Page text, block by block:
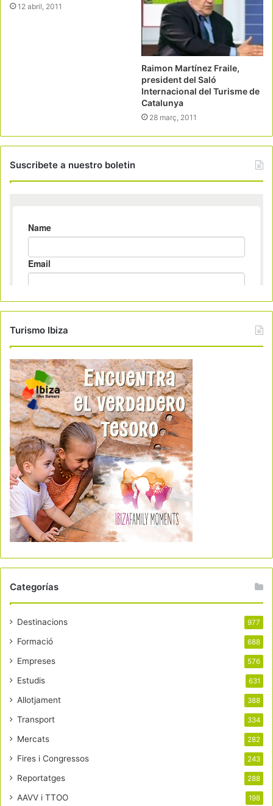
12 abril, 2011
Raimon Martínez Fraile,
president del Saló
Internacional del Turisme de
Catalunya
28 març, 2011
Suscribete a nuestro boletin
Turismo Ibiza
Categorías
Destinacions 977
Formació 688
Empreses 576
Estudis 631
Allotjament 388
Transport 334
Mercats 282
Fires i Congressos 243
Reportatges 288
AAVV i TTOO 198